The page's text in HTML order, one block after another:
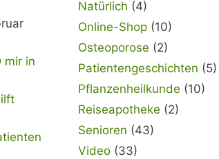
mir in
Natürlich (4)
Online-Shop (10)
Osteoporose (2)
Patientengeschichten (5)
Pflanzenheilkunde (10)
Reiseapotheke (2)
Senioren (43)
Video (33)